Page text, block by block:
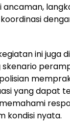
ini juga
skenario
yang dapat
kondisi nyata.